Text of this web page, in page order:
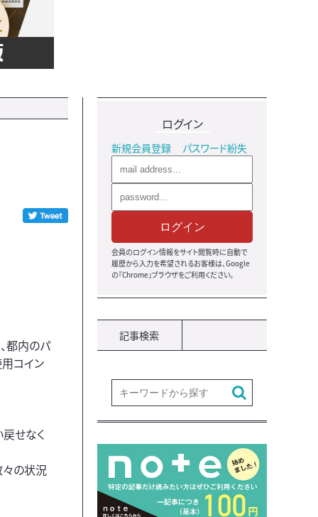
都内のパ
用コイン
せなく
々の状況
ログイン
新規会員登録 パスワード紛失
ログイン
会員のログイン情報をサイト閲覧時に自動で
履歴から入力を希望されるお客様は、Google
の『Chrome』ブラウザをご利用ください。
記事検索